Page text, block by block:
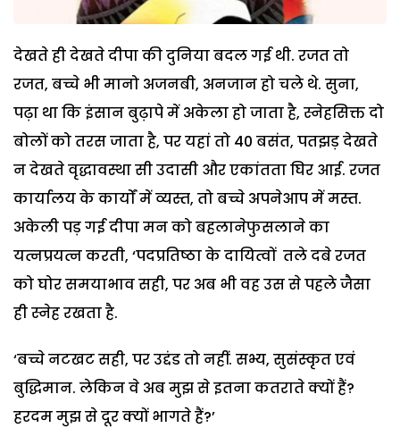
देखते ही देखते दीपा की दुनिया बदल गई थी. रजत तो
रजत, बच्चे भी मानो अजनबी, अनजान हो चले थे. सुना,
पढ़ा था कि इंसान बुढ़ापे में अकेला हो जाता है, स्नेहसिक्त दो
बोलों को तरस जाता है, पर यहां तो 40 बसंत, पतझड़ देखते
न देखते वृद्धावस्था सी उदासी और एकांतता घिर आई. रजत
कार्यालय के कार्यों में व्यस्त, तो बच्चे अपनेआप में मस्त.
अकेली पड़ गई दीपा मन को बहलानेफुसलाने का
यत्नप्रयत्न करती, ‘पदप्रतिष्ठा के दायित्वों तले दबे रजत
को घोर समयाभाव सही, पर अब भी वह उस से पहले जैसा
ही स्नेह रखता है.
‘बच्चे नटखट सही, पर उद्दंड तो नहीं. सभ्य, सुसंस्कृत एवं
बुद्धिमान. लेकिन वे अब मुझ से इतना कतराते क्यों हैं?
हरदम मुझ से दूर क्यों भागते हैं?’